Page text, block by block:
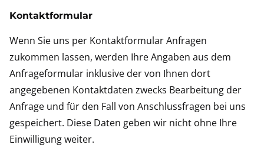
Kontaktformular
Wenn Sie uns per Kontaktformular Anfragen
zukommen lassen, werden Ihre Angaben aus dem
Anfrageformular inklusive der von Ihnen dort
angegebenen Kontaktdaten zwecks Bearbeitung der
Anfrage und für den Fall von Anschlussfragen bei uns
gespeichert. Diese Daten geben wir nicht ohne Ihre
Einwilligung weiter.